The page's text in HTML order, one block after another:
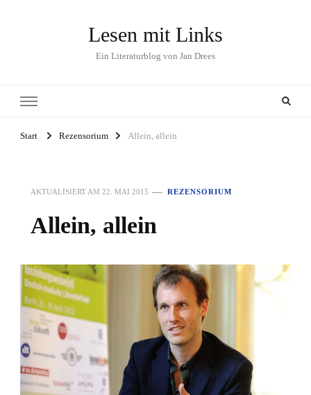
Lesen mit Links
Ein Literaturblog von Jan Drees
Start Rezensorium Allein, allein
AKTUALISIERT AM 22. MAI 2015 REZENSORIUM
Allein, allein